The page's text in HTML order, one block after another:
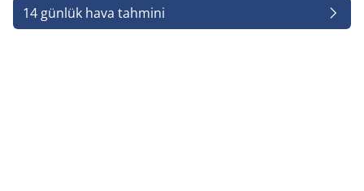
14 günlük hava tahmini